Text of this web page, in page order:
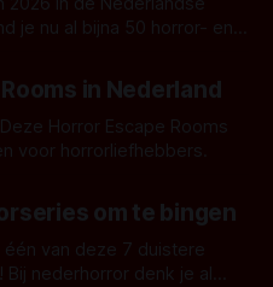
je nu al bijna 50 horror- en
in Nederland
Horror Escape Rooms
voor horrorliefhebbers.
om te bingen
van deze 7 duistere